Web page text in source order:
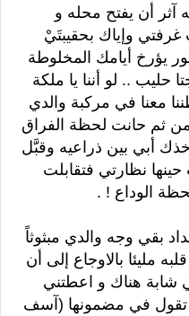
آثر أن يفتح محله و
وإياك بحقيبتَيْ
يؤرخ أيامك المخلوطة
حليب .. لو أننا يا ملكة
معنا في مركبة والدي
ثم حانت لحظة الفراق
أبي بين ذراعيه وقبَّل
نظارتي فتقابلت
الوداع ! .
بقي وجه والدي مبثوثاً
مليئا بالاوجاع إلى أن
شابة هناك و اعطتني
في مضمونها (آسف